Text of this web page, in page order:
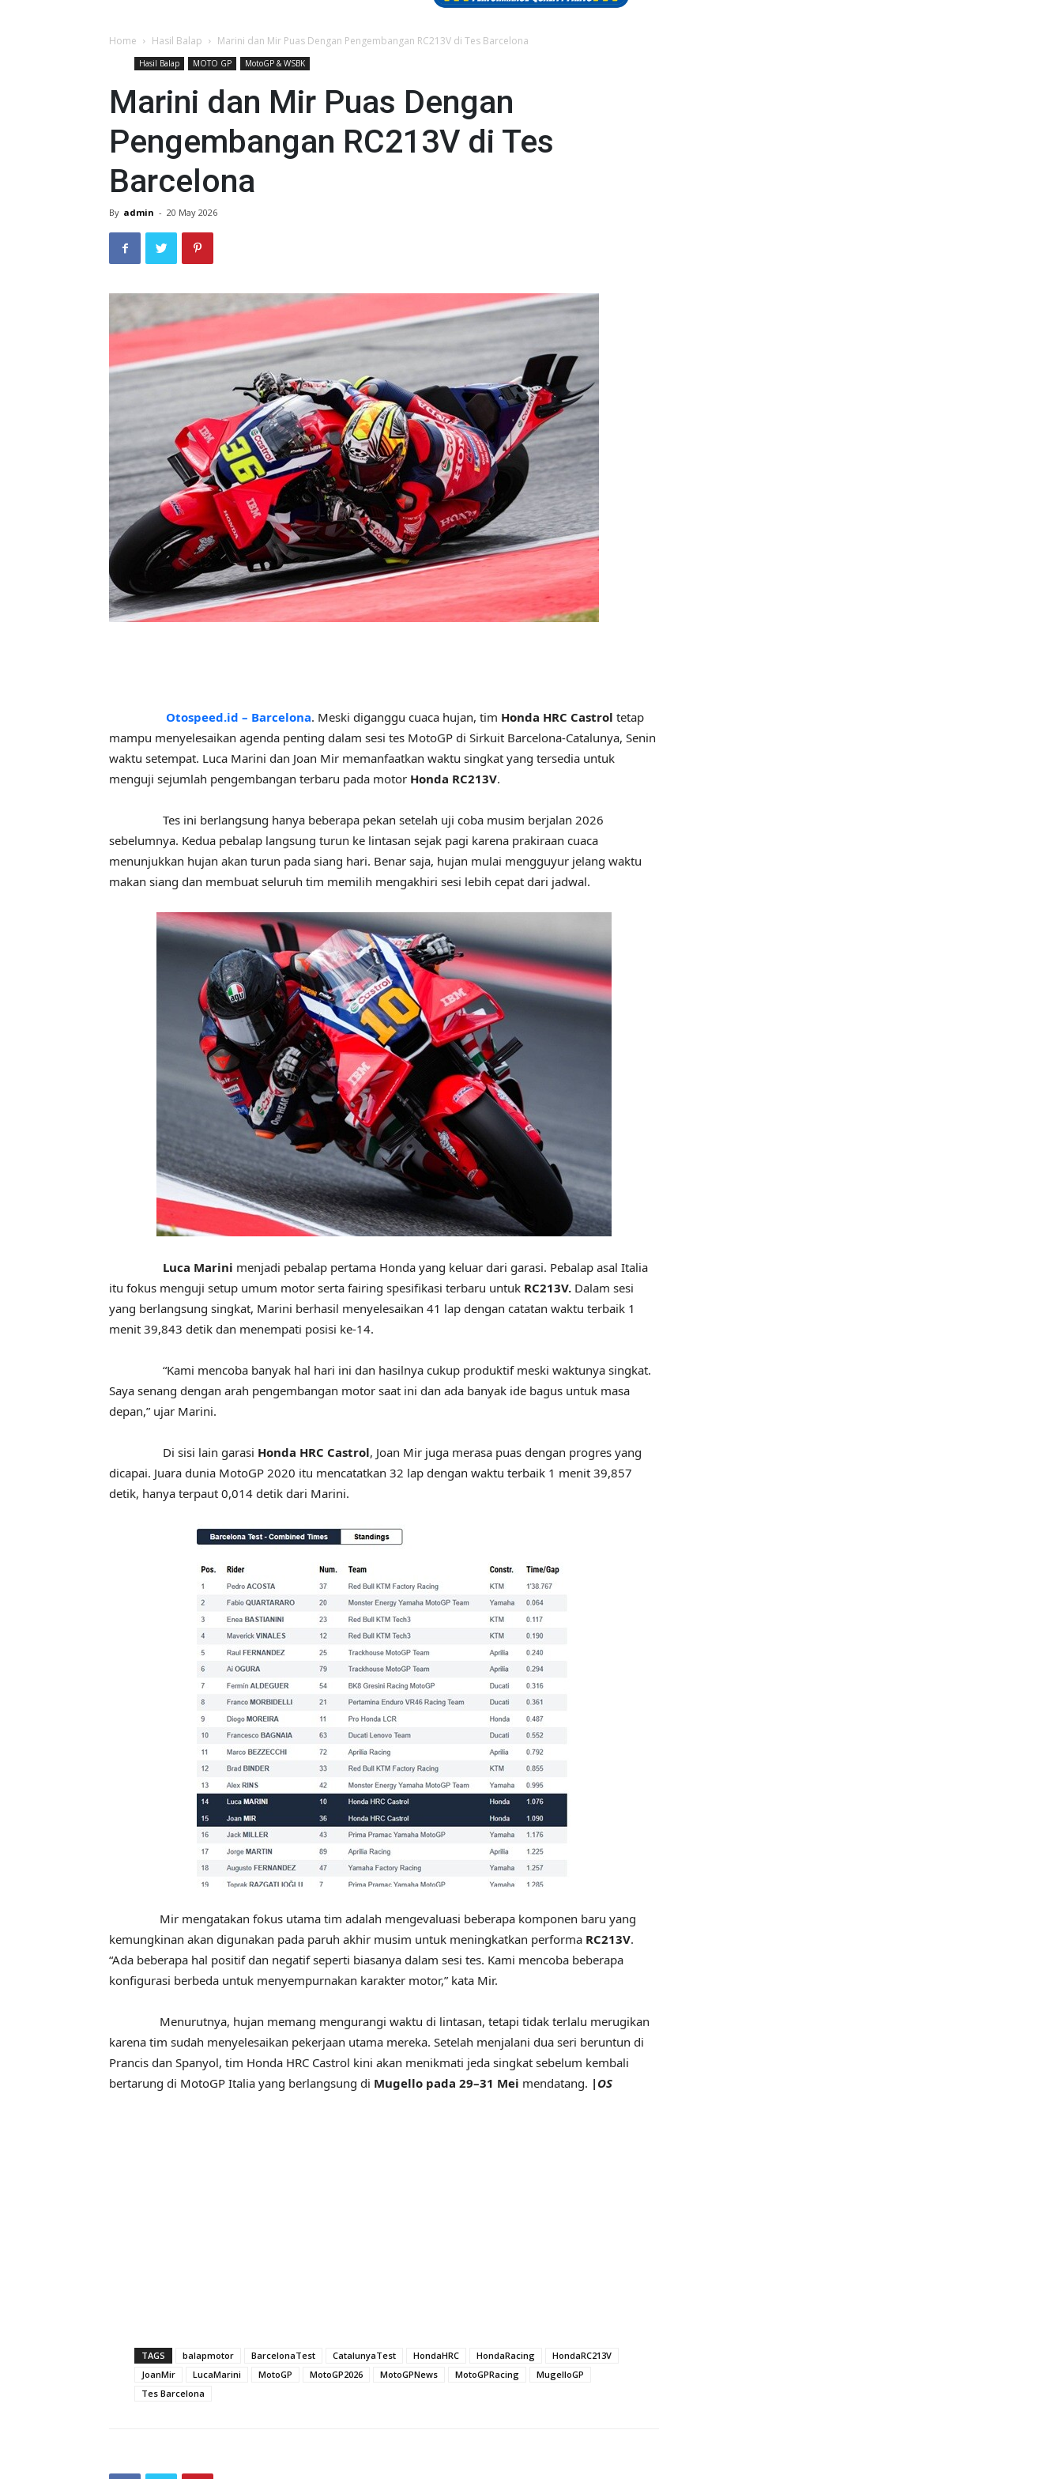
Home Hasil Balap Marini dan Mir Puas Dengan Pengembangan RC213V di Tes Barcelona
Hasil Balap MOTO GP MotoGP & WSBK
Marini dan Mir Puas Dengan
Pengembangan RC213V di Tes
Barcelona
By admin - 20 May 2026
Otospeed.id – Barcelona. Meski diganggu cuaca hujan, tim Honda HRC Castrol tetap
mampu menyelesaikan agenda penting dalam sesi tes MotoGP di Sirkuit Barcelona-Catalunya, Senin
waktu setempat. Luca Marini dan Joan Mir memanfaatkan waktu singkat yang tersedia untuk
menguji sejumlah pengembangan terbaru pada motor Honda RC213V.
Tes ini berlangsung hanya beberapa pekan setelah uji coba musim berjalan 2026
sebelumnya. Kedua pebalap langsung turun ke lintasan sejak pagi karena prakiraan cuaca
menunjukkan hujan akan turun pada siang hari. Benar saja, hujan mulai mengguyur jelang waktu
makan siang dan membuat seluruh tim memilih mengakhiri sesi lebih cepat dari jadwal.
Luca Marini menjadi pebalap pertama Honda yang keluar dari garasi. Pebalap asal Italia
itu fokus menguji setup umum motor serta fairing spesifikasi terbaru untuk RC213V. Dalam sesi
yang berlangsung singkat, Marini berhasil menyelesaikan 41 lap dengan catatan waktu terbaik 1
menit 39,843 detik dan menempati posisi ke-14.
“Kami mencoba banyak hal hari ini dan hasilnya cukup produktif meski waktunya singkat.
Saya senang dengan arah pengembangan motor saat ini dan ada banyak ide bagus untuk masa
depan,” ujar Marini.
Di sisi lain garasi Honda HRC Castrol, Joan Mir juga merasa puas dengan progres yang
dicapai. Juara dunia MotoGP 2020 itu mencatatkan 32 lap dengan waktu terbaik 1 menit 39,857
detik, hanya terpaut 0,014 detik dari Marini.
Mir mengatakan fokus utama tim adalah mengevaluasi beberapa komponen baru yang
kemungkinan akan digunakan pada paruh akhir musim untuk meningkatkan performa RC213V.
“Ada beberapa hal positif dan negatif seperti biasanya dalam sesi tes. Kami mencoba beberapa
konfigurasi berbeda untuk menyempurnakan karakter motor,” kata Mir.
Menurutnya, hujan memang mengurangi waktu di lintasan, tetapi tidak terlalu merugikan
karena tim sudah menyelesaikan pekerjaan utama mereka. Setelah menjalani dua seri beruntun di
Prancis dan Spanyol, tim Honda HRC Castrol kini akan menikmati jeda singkat sebelum kembali
bertarung di MotoGP Italia yang berlangsung di Mugello pada 29–31 Mei mendatang. |OS
TAGS balapmotor BarcelonaTest CatalunyaTest HondaHRC HondaRacing
HondaRC213V
JoanMir
LucaMarini MotoGP MotoGP2026 MotoGPNews MotoGPRacing
MugelloGP
Tes Barcelona